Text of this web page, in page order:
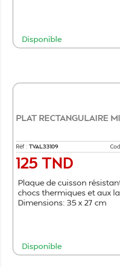
Disponible
PLAT RECTANGULAIRE
Réf : TVAL33109
Prix
125 TND
Plaque de cuisson
chocs thermiques et aux
Dimensions: 35 x 27 cm
Disponible